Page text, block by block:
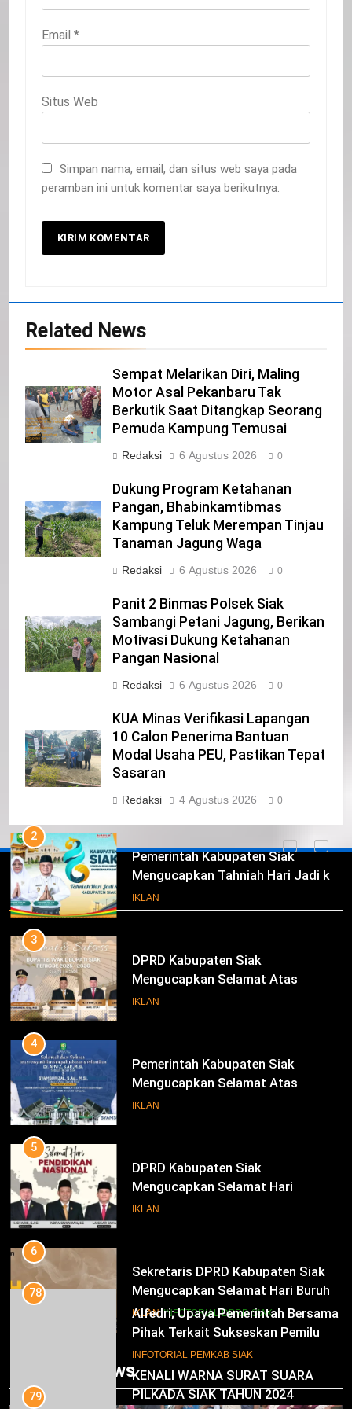
Email *
Situs Web
Simpan nama, email, dan situs web saya pada
peramban ini untuk komentar saya berikutnya.
Related News
Sempat Melarikan Diri, Maling
Motor Asal Pekanbaru Tak
Berkutik Saat Ditangkap Seorang
Pemuda Kampung Temusai
Redaksi 6 Agustus 2026 0
Dukung Program Ketahanan
Pangan, Bhabinkamtibmas
Kampung Teluk Merempan Tinjau
Tanaman Jagung Waga
Redaksi 6 Agustus 2026 0
Panit 2 Binmas Polsek Siak
Sambangi Petani Jagung, Berikan
Motivasi Dukung Ketahanan
Pangan Nasional
Redaksi 6 Agustus 2026 0
KUA Minas Verifikasi Lapangan
10 Calon Penerima Bantuan
Modal Usaha PEU, Pastikan Tepat
Sasaran
Redaksi 4 Agustus 2026 0
Iklan
Selamat Hari Kebangkitan Nasional
IKLAN
21
Iklan Pemerintah Kabupaten Siak
22
NORMAN SILITONGA CALEG DPRD
PROVINSI DKI JAKARTA
23
NURGARAHA HARPAL NOVTEN, SH
CALON ANGGOTA DPRD PROVINSI
DKI JAKARTA
IKLAN
1
Pimpinan Beserta Anggota DPRD
Kabupaten Siak Mengucapkan
IKLAN
2
Pemerintah Kabupaten Siak
Mengucapkan Tahniah Hari Jadi ke-
26 Kabupaten Siak
IKLAN
3
DPRD Kabupaten Siak
Mengucapkan Selamat Atas
Pengambilan Sumpah Jabatan
IKLAN
4
Pemerintah Kabupaten Siak
Mengucapkan Selamat Atas
Pengambilan Sumpah Jabatan
IKLAN
5
DPRD Kabupaten Siak
Mengucapkan Selamat Hari
Pendidikan Nasional
IKLAN
6
Sekretaris DPRD Kabupaten Siak
Mengucapkan Selamat Hari Buruh
IKLAN INFOTORIAL DPRD SIAK
KENALI WARNA SURAT SUARA
PILKADA SIAK TAHUN 2024
Trending News
78
Alfedri; Upaya Pemerintah Bersama
Pihak Terkait Sukseskan Pemilu
2024
INFOTORIAL PEMKAB SIAK
79